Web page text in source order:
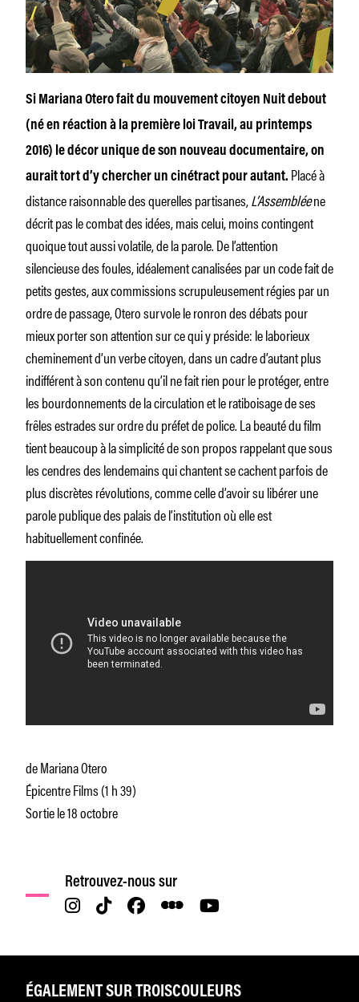
Si Mariana Otero fait du mouvement citoyen Nuit debout
(né en réaction à la première loi Travail, au printemps
2016) le décor unique de son nouveau documentaire, on
aurait tort d’y chercher un cinétract pour autant. Placé à
distance raisonnable des querelles partisanes,L’Assembléene
décrit pas le combat des idées, mais celui, moins contingent
quoique tout aussi volatile, de la parole. De l’attention
silencieuse des foules, idéalement canalisées par un code fait de
petits gestes, aux commissions scrupuleusement régies par un
ordre de passage, Otero survole le ronron des débats pour
mieux porter son attention sur ce qui y préside: le laborieux
cheminement d’un verbe citoyen, dans un cadre d’autant plus
indifférent à son contenu qu’il ne fait rien pour le protéger, entre
les bourdonnements de la circulation et le ratiboisage de ses
frêles estrades sur ordre du préfet de police. La beauté du film
tient beaucoup à la simplicité de son propos rappelant que sous
les cendres des lendemains qui chantent se cachent parfois de
plus discrètes révolutions, comme celle d’avoir su libérer une
parole publique des palais de l’institution où elle est
habituellement confinée.
de Mariana Otero
Épicentre Films (1 h 39)
Sortie le 18 octobre
Retrouvez-nous sur
ÉGALEMENT SUR TROISCOULEURS